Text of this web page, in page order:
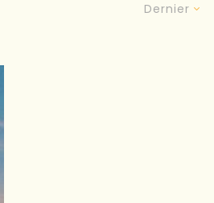
Dernier